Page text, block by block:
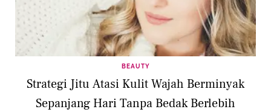
BEAUTY
Strategi Jitu Atasi Kulit Wajah Berminyak
Sepanjang Hari Tanpa Bedak Berlebih